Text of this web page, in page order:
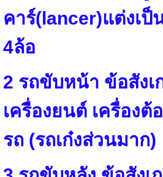
คาร์(lancer)แต่งเป็
4ล้อ
2 รถขับหน้า ข้อสังเ
เครื่องยนต์ เครื่องต้
รถ (รถเก๋งส่วนมาก)